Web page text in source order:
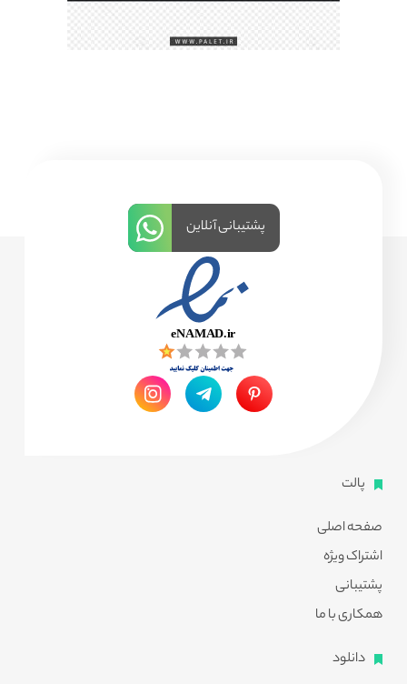
پالت
صفحه اصلی
اشتراک ویژه
پشتیبانی
همکاری با ما
دانلود
پشتیبانی آنلاین